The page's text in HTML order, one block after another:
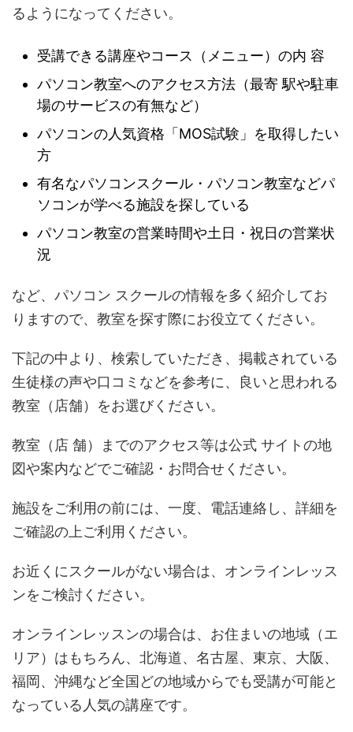
るようになってください。
受講できる講座やコース（メニュー）の内 容
パソコン教室へのアクセス方法（最寄 駅や駐車
場のサービスの有無など）
パソコンの人気資格「MOS試験」を取得したい
方
有名なパソコンスクール・パソコン教室などパ
ソコンが学べる施設を探している
パソコン教室の営業時間や土日・祝日の営業状
況
など、パソコン スクールの情報を多く紹介してお
りますので、教室を探す際にお役立てください。
下記の中より、検索していただき、掲載されている
生徒様の声や口コミなどを参考に、良いと思われる
教室（店舗）をお選びください。
教室（店 舗）までのアクセス等は公式 サイトの地
図や案内などでご確認・お問合せください。
施設をご利用の前には、一度、電話連絡し、詳細を
ご確認の上ご利用ください。
お近くにスクールがない場合は、オンラインレッス
ンをご検討ください。
オンラインレッスンの場合は、お住まいの地域（エ
リア）はもちろん、北海道、名古屋、東京、大阪、
福岡、沖縄など全国どの地域からでも受講が可能と
なっている人気の講座です。